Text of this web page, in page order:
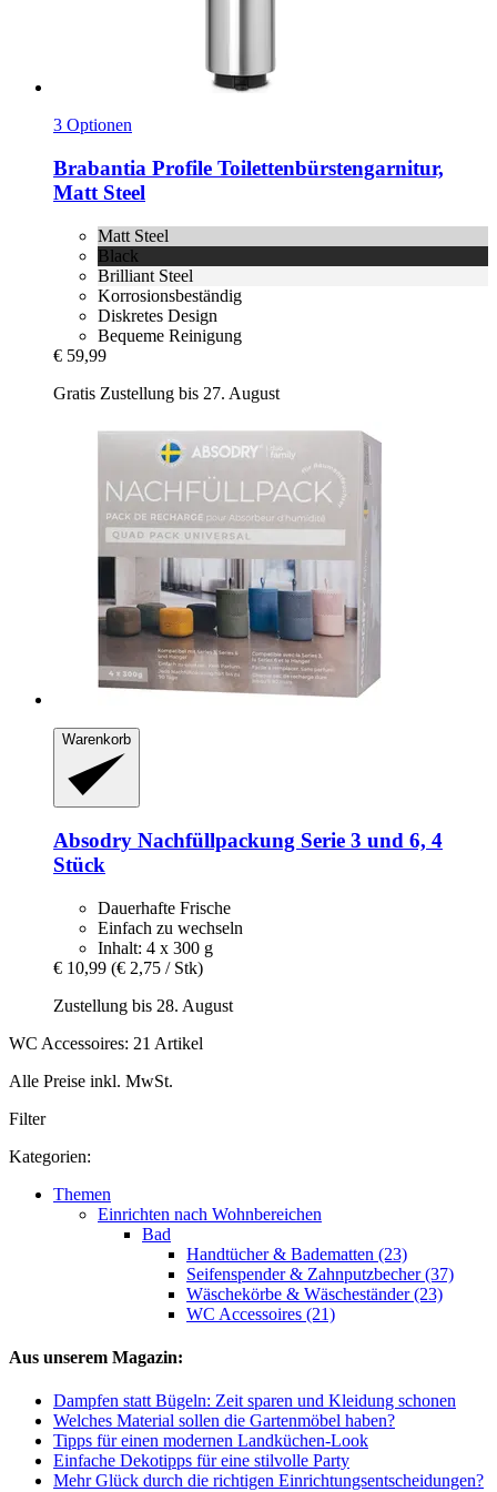
3 Optionen
Brabantia Profile Toilettenbürstengarnitur,
Matt Steel
Matt Steel
Black
Brilliant Steel
Korrosionsbeständig
Diskretes Design
Bequeme Reinigung
€ 59,99
Gratis Zustellung bis 27. August
Warenkorb
Absodry Nachfüllpackung Serie 3 und 6, 4
Stück
Dauerhafte Frische
Einfach zu wechseln
Inhalt: 4 x 300 g
€ 10,99 (€ 2,75 / Stk)
Zustellung bis 28. August
WC Accessoires: 21 Artikel
Alle Preise inkl. MwSt.
Filter
Kategorien:
Themen
Einrichten nach Wohnbereichen
Bad
Handtücher & Badematten (23)
Seifenspender & Zahnputzbecher (37)
Wäschekörbe & Wäscheständer (23)
WC Accessoires (21)
Aus unserem Magazin:
Dampfen statt Bügeln: Zeit sparen und Kleidung schonen
Welches Material sollen die Gartenmöbel haben?
Tipps für einen modernen Landküchen-Look
Einfache Dekotipps für eine stilvolle Party
Mehr Glück durch die richtigen Einrichtungsentscheidungen?